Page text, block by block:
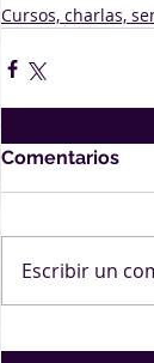
Cursos, charlas,
Comentarios
Escribir un